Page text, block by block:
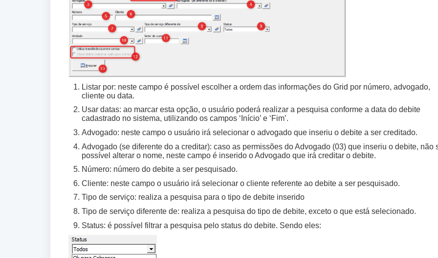
Listar por: neste campo é possível escolher a ordem das informações do Grid por número, advogado,
cliente ou data.
Usar datas: ao marcar esta opção, o usuário poderá realizar a pesquisa conforme a data do debite
cadastrado no sistema, utilizando os campos ‘Início’ e ‘Fim’.
Advogado: neste campo o usuário irá selecionar o advogado que inseriu o debite a ser creditado.
Advogado (se diferente do a creditar): caso as permissões do Advogado (03) que inseriu o debite, não
possível alterar o nome, neste campo é inserido o Advogado que irá creditar o debite.
Número: número do debite a ser pesquisado.
Cliente: neste campo o usuário irá selecionar o cliente referente ao debite a ser pesquisado.
Tipo de serviço: realiza a pesquisa para o tipo de debite inserido
Tipo de serviço diferente de: realiza a pesquisa do tipo de debite, exceto o que está selecionado.
Status: é possível filtrar a pesquisa pelo status do debite. Sendo eles: